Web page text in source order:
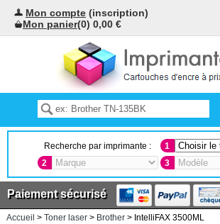
Mon compte (inscription)
Mon panier(0) 0,00 €
Recherche par imprimante :
1
2
3
Paiement sécurisé
Accueil > Toner laser> Brother> IntelliFAX 3500ML